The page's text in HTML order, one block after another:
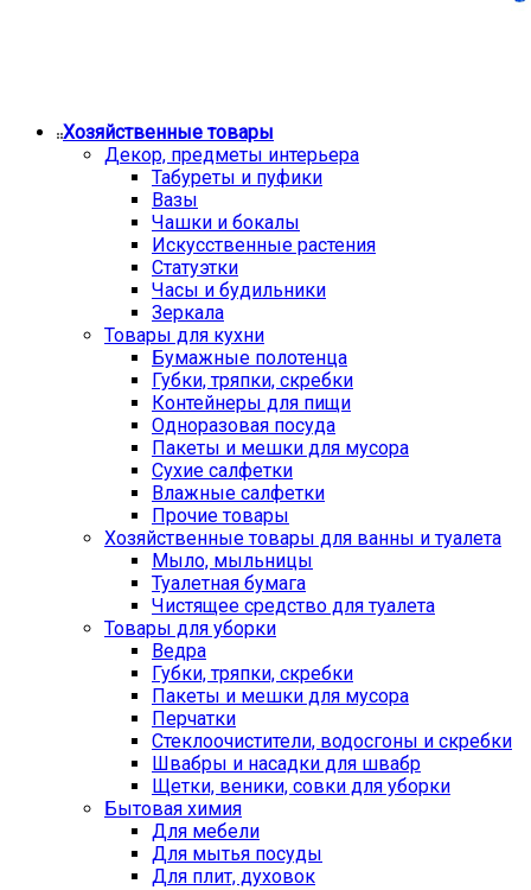
Хозяйственные товары
Декор, предметы интерьера
Табуреты и пуфики
Вазы
Чашки и бокалы
Искусственные растения
Статуэтки
Часы и будильники
Зеркала
Товары для кухни
Бумажные полотенца
Губки, тряпки, скребки
Контейнеры для пищи
Одноразовая посуда
Пакеты и мешки для мусора
Сухие салфетки
Влажные салфетки
Прочие товары
Хозяйственные товары для ванны и туалета
Мыло, мыльницы
Туалетная бумага
Чистящее средство для туалета
Товары для уборки
Ведра
Губки, тряпки, скребки
Пакеты и мешки для мусора
Перчатки
Стеклоочистители, водосгоны и скребки
Швабры и насадки для швабр
Щетки, веники, совки для уборки
Бытовая химия
Для мебели
Для мытья посуды
Для плит, духовок